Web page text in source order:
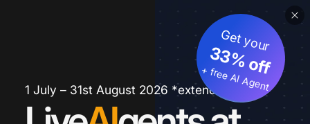
1 July – 31st August 2026 *extended
Get your
33% off
+ free AI Agent